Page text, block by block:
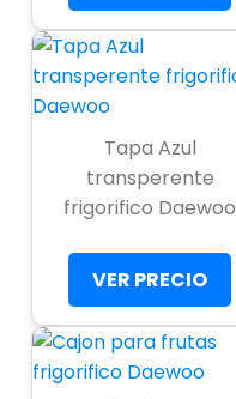
Tapa Azul
transperente
frigorifico Daewoo
VER PRECIO